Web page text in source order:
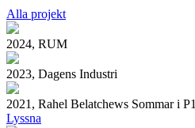
Alla projekt
2024, RUM
2023, Dagens Industri
2021, Rahel Belatchews Sommar i P1
Lyssna